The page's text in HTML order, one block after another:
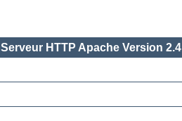
Serveur HTTP Apache Version 2.4